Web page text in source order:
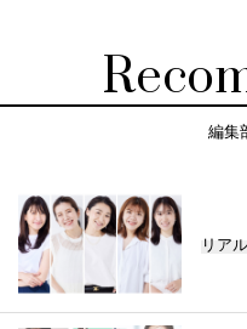
編集
リア